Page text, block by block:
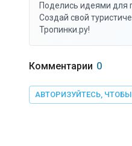
Поделись идеями для
Создай свой
Тропинки.ру!
Комментарии 0
АВТОРИЗУЙТЕСЬ,